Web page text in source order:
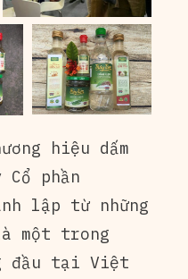
hiệu dấm
phần
lập từ những
một trong
đầu tại Việt